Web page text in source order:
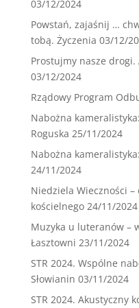
03/12/2024
Powstań, zajaśnij …
tobą. Życzenia 03/12/
Prostujmy nasze drogi.
03/12/2024
Rządowy Program
Nabożna
Roguska 25/11/2024
Nabożna
24/11/2024
Niedziela Wieczności
kościelnego 24/11/2024
Muzyka u luteranów –
Łasztowni 23/11/2024
STR 2024. Wspólne
Słowianin 03/11/2024
STR 2024. Akustyczny